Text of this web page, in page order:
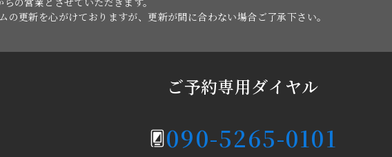
の更新を心がけておりますが、更新が間に合わない場合ご了承下さい。
ご予約専用ダイヤル
090-5265-0101